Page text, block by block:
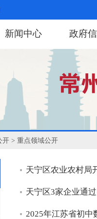
新闻中心 政府
开 > 重点领域公开
天宁区农业农村局
天宁区3家企业通
2025年江苏省初中